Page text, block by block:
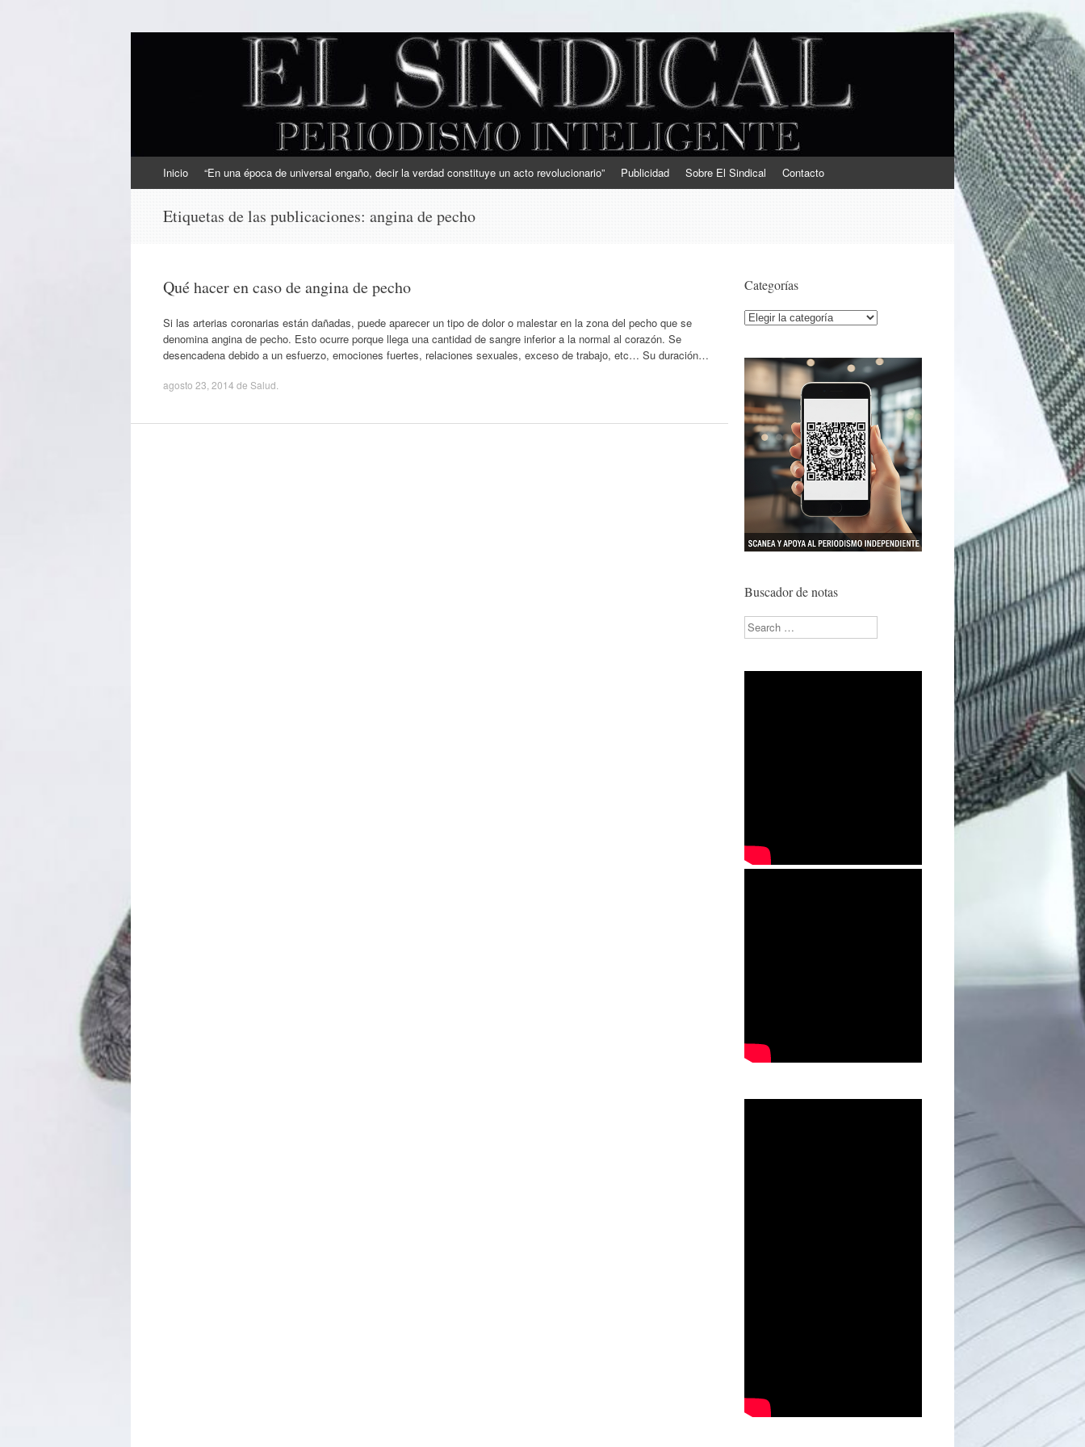
EL SINDICAL
Periodismo Inteligente
al
Inicio “En una época de universal engaño, decir la verdad constituye un acto revolucionario” Publicidad Sobre El Sindical Contacto
Etiquetas de las publicaciones: angina de pecho
Qué hacer en caso de angina de pecho
Si las arterias coronarias están dañadas, puede aparecer un tipo de dolor o malestar en la zona del pecho que se
denomina angina de pecho. Esto ocurre porque llega una cantidad de sangre inferior a la normal al corazón. Se
desencadena debido a un esfuerzo, emociones fuertes, relaciones sexuales, exceso de trabajo, etc… Su duración…
agosto 23, 2014 de Salud
Categorías
Categorías
Buscador de notas
Search